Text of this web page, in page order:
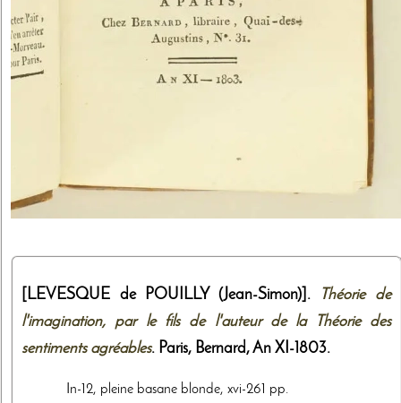
[LEVESQUE de POUILLY (Jean-Simon)].
Théorie de
l'imagination, par le fils de l'auteur de la Théorie des
sentiments agréables. Paris, Bernard,An XI-1803.
In-12, pleine basane blonde, xvi-261 pp.